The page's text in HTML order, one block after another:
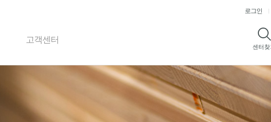
로그인
고객센터
센터
센터